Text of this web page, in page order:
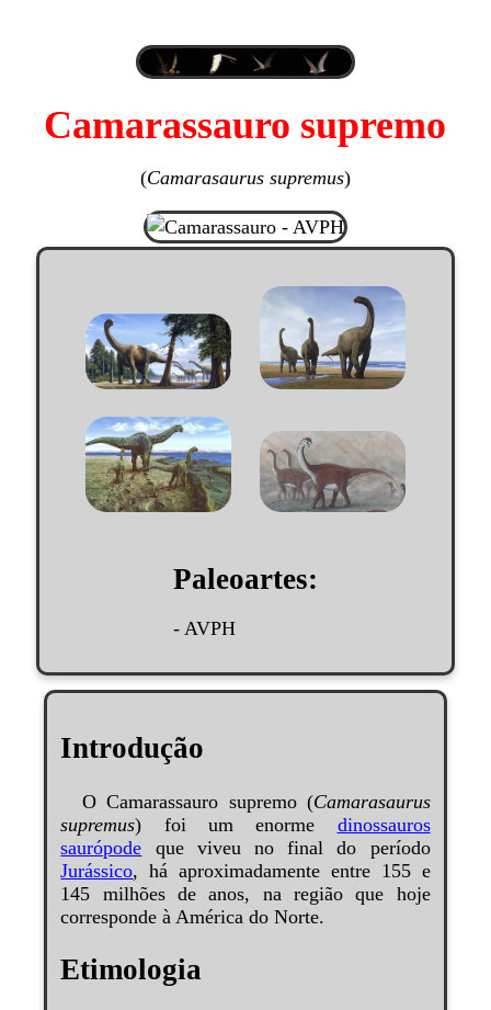
Camarassauro supremo
(Camarasaurus supremus)
Paleoartes:
- AVPH
Introdução
O Camarassauro supremo (Camarasaurus
supremus) foi um enorme dinossauros
saurópode que viveu no final do período
Jurássico, há aproximadamente entre 155 e
145 milhões de anos, na região que hoje
corresponde à América do Norte.
Etimologia